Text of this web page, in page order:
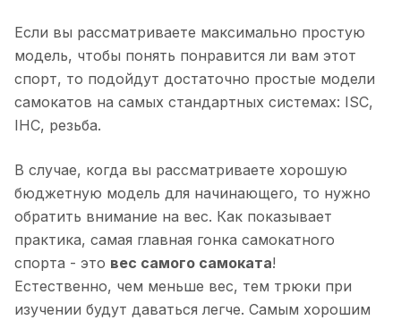
Если вы рассматриваете максимально простую
модель, чтобы понять понравится ли вам этот
спорт, то подойдут достаточно простые модели
самокатов на самых стандартных системах: ISC,
IHC, резьба.
В случае, когда вы рассматриваете хорошую
бюджетную модель для начинающего, то нужно
обратить внимание на вес. Как показывает
практика, самая главная гонка самокатного
спорта - это вес самого самоката!
Естественно, чем меньше вес, тем трюки при
изучении будут даваться легче. Самым хорошим